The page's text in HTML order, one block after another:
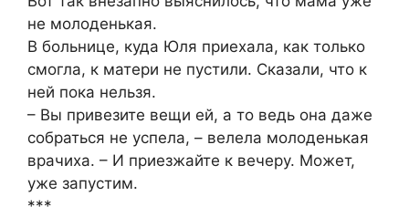
не молоденькая.
В больнице, куда Юля приехала, как только
смогла, к матери не пустили. Сказали, что к
ней пока нельзя.
– Вы привезите вещи ей, а то ведь она даже
собраться не успела, – велела молоденькая
врачиха. – И приезжайте к вечеру. Может,
уже запустим.
***